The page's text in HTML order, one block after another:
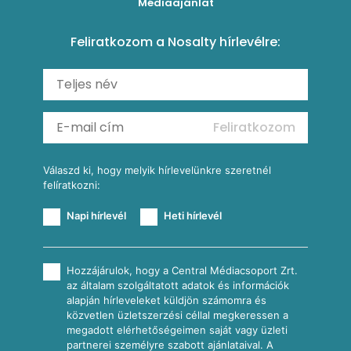
Carbonara
Shakshuka
Ratatouille
Mexikói húsleves kukorica salsával
Almás-kéksajtos kukoricasaláta
Köretek
Reggeli receptek
Feliratkozom a Nosalty hírlevélre:
Feliratkozom
Válaszd ki, hogy melyik hírlevelünkre szeretnél
felíratkozni:
Napi hírlevél Heti hírlevél
Hozzájárulok, hogy a Central Médiacsoport Zrt.
az általam szolgáltatott adatok és információk
alapján hírleveleket küldjön számomra és
közvetlen üzletszerzési céllal megkeressen a
megadott elérhetőségeimen saját vagy üzleti
partnerei személyre szabott ajánlataival. A